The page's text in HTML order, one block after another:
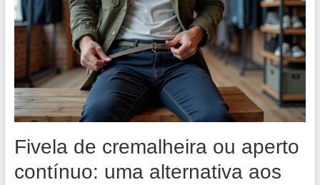
Fivela de cremalheira ou aperto
contínuo: uma alternativa aos